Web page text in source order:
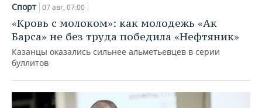
Спорт 07 авг, 07:00
«Кровь с молоком»: как молодежь «Ак
Барса» не без труда победила «Нефтяник»
Казанцы оказались сильнее альметьевцев в серии
буллитов